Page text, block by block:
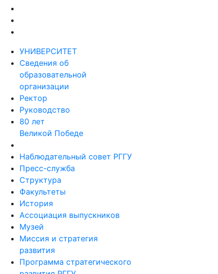
УНИВЕРСИТЕТ
Сведения об
образовательной
организации
Ректор
Руководство
80 лет
Великой Победе
Наблюдательный совет РГГУ
Пресс-служба
Структура
Факультеты
История
Ассоциация выпускников
Музей
Миссия и стратегия
развития
Программа стратегического